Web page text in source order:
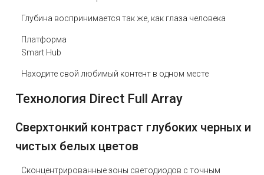
Глубина воспринимается так же, как глаза человека
Платформа
Smart Hub
Находите свой любимый контент в одном месте
Технология Direct Full Array
Сверхтонкий контраст глубоких черных и
чистых белых цветов
Сконцентрированные зоны светодиодов с точным